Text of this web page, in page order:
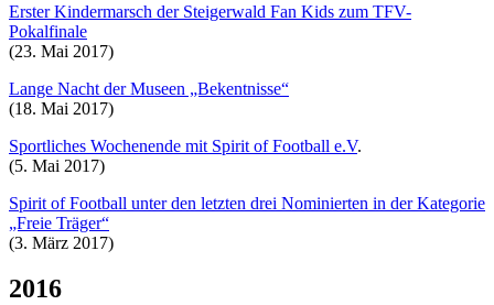
Erster Kindermarsch der Steigerwald Fan Kids zum TFV-
Pokalfinale
(23. Mai 2017)
Lange Nacht der Museen „Bekentnisse“
(18. Mai 2017)
Sportliches Wochenende mit Spirit of Football e.V.
(5. Mai 2017)
Spirit of Football unter den letzten drei Nominierten in der Kategorie
„Freie Träger“
(3. März 2017)
2016